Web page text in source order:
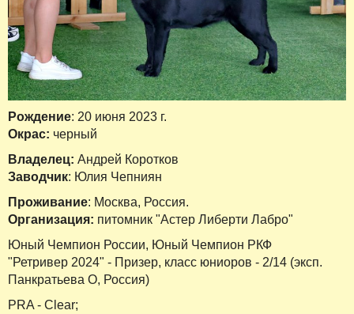
Рождение: 20 июня 2023 г.
Окрас: черный
Владелец: Андрей Коротков
Заводчик: Юлия Чепниян
Проживание: Москва, Россия.
Организация: питомник "Астер Либерти Лабро"
Юный Чемпион России, Юный Чемпион РКФ
"Ретривер 2024" - Призер, класс юниоров - 2/14 (эксп.
Панкратьева О, Россия)
PRA - Clear;